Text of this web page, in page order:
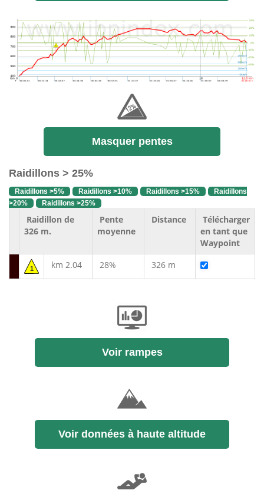
Masquer pentes
Raidillons > 25%
Raidillons >5% Raidillons >10% Raidillons >15%
Raidillons
>20%
Raidillons >25%
Raidillon de
326 m.
Pente
moyenne
Distance
Télécharger
en tant que
Waypoint
1 km 2.04 28% 326 m
Voir rampes
Voir données à haute altitude